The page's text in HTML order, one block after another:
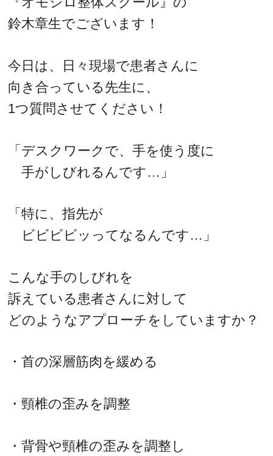
鈴木章生でございます！
今日は、日々現場で患者さんに
向き合っている先生に、
1つ質問させてください！
「デスクワークで、手を使う度に
手がしびれるんです…」
「特に、指先が
ビビビビッってなるんです…」
こんな手のしびれを
訴えている患者さんに対して
どのようなアプローチをしていますか？
・首の深層筋肉を緩める
・頸椎の歪みを調整
・背骨や頸椎の歪みを調整し